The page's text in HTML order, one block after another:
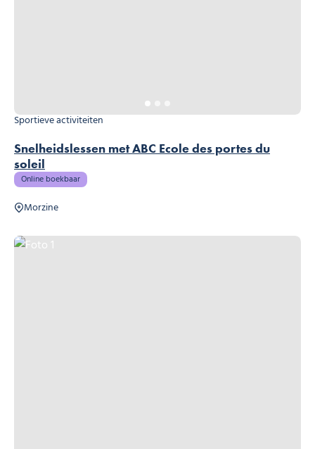
Snelheidslessen met ABC Ecole des portes du
soleil
Sportieve activiteiten
Online boekbaar
Morzine
Foto 1